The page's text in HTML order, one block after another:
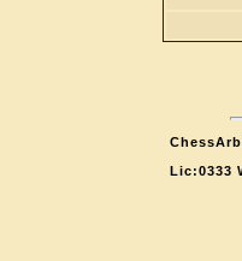
Lic:0333